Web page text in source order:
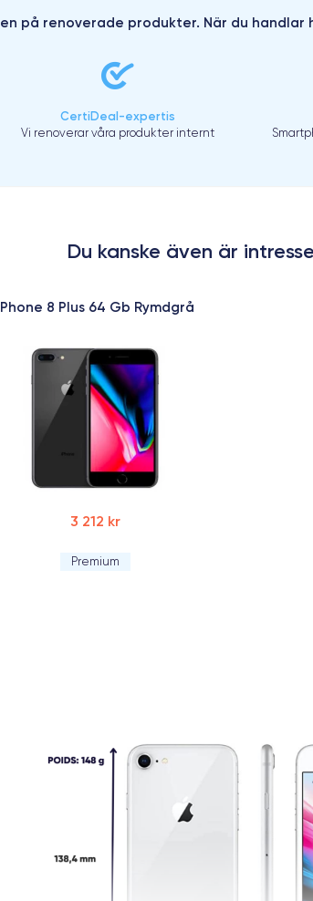
på renoverade produkter. När du
CertiDeal-expertis
Vi renoverar våra produkter internt
Du kanske även är
8 Plus 64 Gb Rymdgrå
3 212 kr
Premium